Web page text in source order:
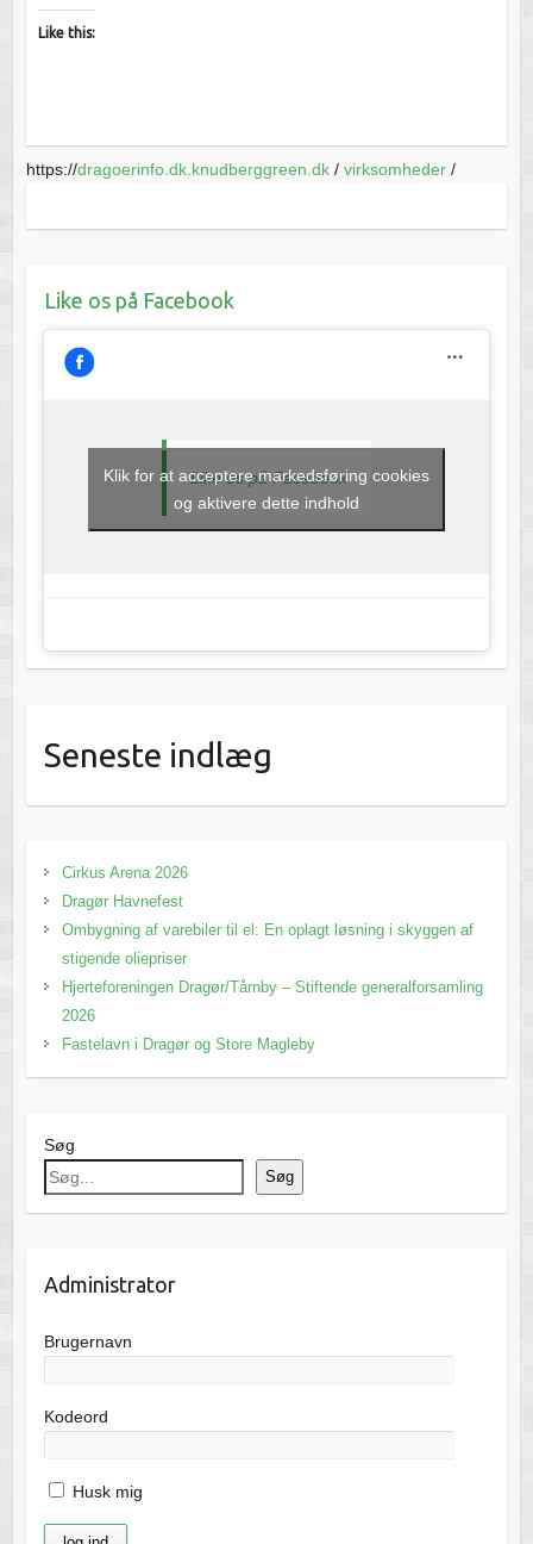
Like this:
https://dragoerinfo.dk.knudberggreen.dk/ virksomheder/
Like os på Facebook
Like os på Facebook
Klik for at acceptere markedsføring cookies
og aktivere dette indhold
Seneste indlæg
Cirkus Arena 2026
Dragør Havnefest
Ombygning af varebiler til el: En oplagt løsning i skyggen af
stigende oliepriser
Hjerteforeningen Dragør/Tårnby – Stiftende generalforsamling
2026
Fastelavn i Dragør og Store Magleby
Søg
Søg
Administrator
Brugernavn
Kodeord
Husk mig